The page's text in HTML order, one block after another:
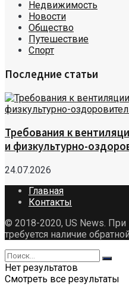
Недвижимость
Новости
Общество
Путешествие
Спорт
Последние статьи
Требования к
и физкультурно-
24.07.2026
Главная
Контакты
© 2018-2020, US News.
требуется наличие
Нет результатов
Смотреть все результаты